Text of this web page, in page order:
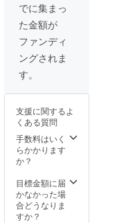
でに集まっ
た金額が
ファンディ
ングされま
す。
支援に関するよ
くある質問
手数料はいく
らかかります
か？
目標金額に届
かなかった場
合どうなりま
すか？